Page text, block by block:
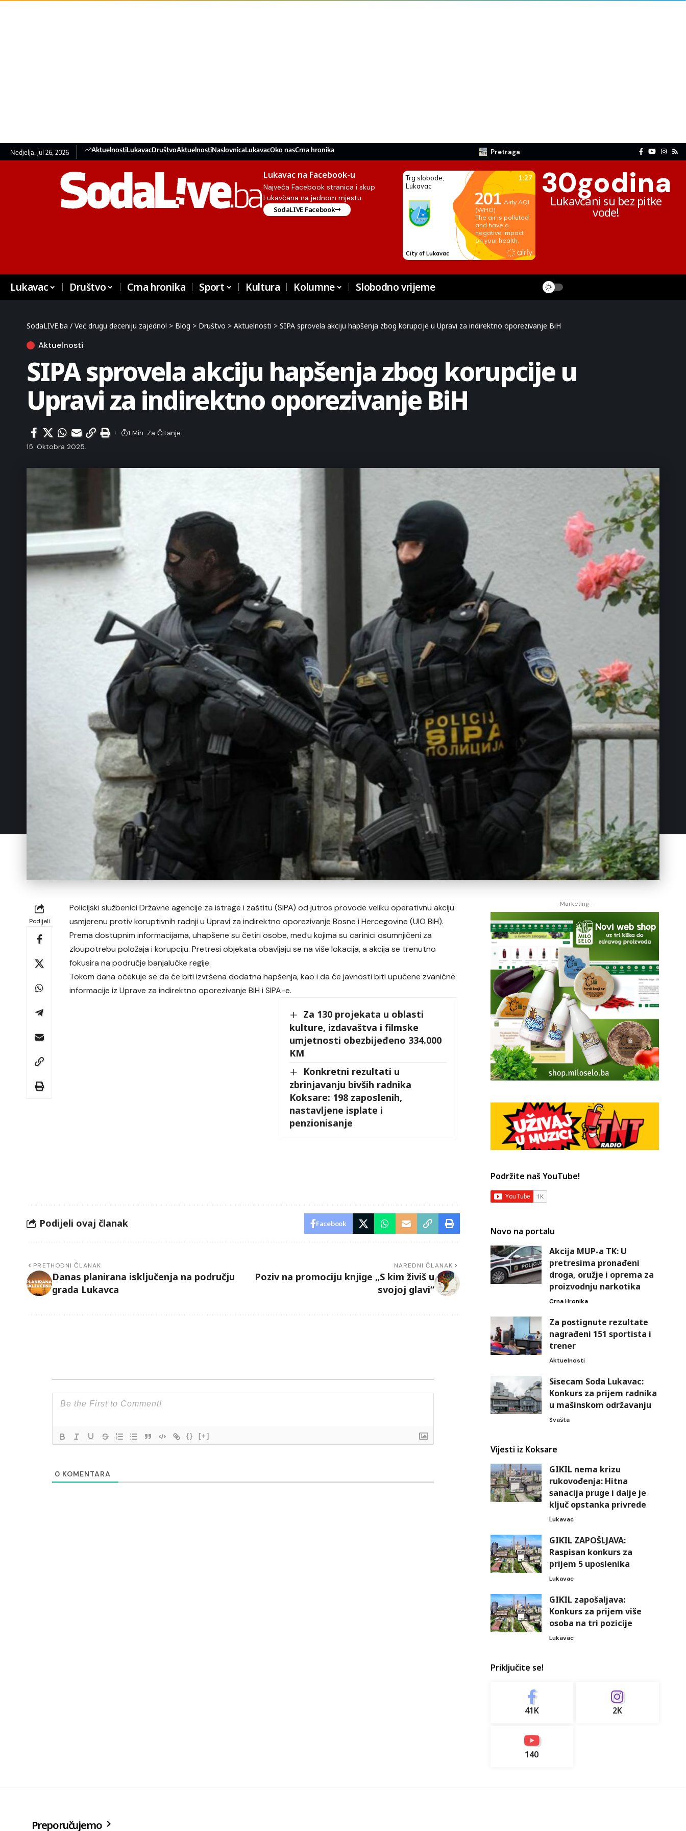
Nedjelja, jul 26, 2026 AktuelnostiLukavacDruštvoAktuelnostiNaslovnicaLukavacOko nasCrna hronika Pretraga
Lukavac na Facebook-u
Najveća Facebook stranica i skup
Lukavčana na jednom mjestu.
SodaLIVE Facebook
30godina
Lukavčani su bez pitke
vode!
Lukavac Društvo Crna hronika Sport Kultura Kolumne Slobodno vrijeme
SodaLIVE.ba / Već drugu deceniju zajedno! > Blog > Društvo > Aktuelnosti > SIPA sprovela akciju hapšenja zbog korupcije u Upravi za indirektno oporezivanje BiH
Aktuelnosti
SIPA sprovela akciju hapšenja zbog korupcije u
Upravi za indirektno oporezivanje BiH
15. Oktobra 2025.
1 Min. Za Čitanje
Podijeli
Policijski službenici Državne agencije za istrage i zaštitu (SIPA) od jutros provode veliku operativnu akciju
usmjerenu protiv koruptivnih radnji u Upravi za indirektno oporezivanje Bosne i Hercegovine (UIO BiH).
Prema dostupnim informacijama, uhapšene su četiri osobe, među kojima su carinici osumnjičeni za
zloupotrebu položaja i korupciju. Pretresi objekata obavljaju se na više lokacija, a akcija se trenutno
fokusira na područje banjalučke regije.
Tokom dana očekuje se da će biti izvršena dodatna hapšenja, kao i da će javnosti biti upućene zvanične
informacije iz Uprave za indirektno oporezivanje BiH i SIPA-e.
Za 130 projekata u oblasti
kulture, izdavaštva i filmske
umjetnosti obezbijeđeno 334.000
KM
Konkretni rezultati u
zbrinjavanju bivših radnika
Koksare: 198 zaposlenih,
nastavljene isplate i
penzionisanje
Podijeli ovaj članak Facebook
PRETHODNI ČLANAK
Danas planirana isključenja na području
grada Lukavca
NAREDNI ČLANAK
Poziv na promociju knjige „S kim živiš u
svojoj glavi“
{} [+]
0 KOMENTARA
- Marketing -
Podržite naš YouTube!
Novo na portalu
Akcija MUP-a TK: U
pretresima pronađeni
droga, oružje i oprema za
proizvodnju narkotika
Crna Hronika
Za postignute rezultate
nagrađeni 151 sportista i
trener
Aktuelnosti
Sisecam Soda Lukavac:
Konkurs za prijem radnika
u mašinskom održavanju
Svašta
Vijesti iz Koksare
GIKIL nema krizu
rukovođenja: Hitna
sanacija pruge i dalje je
ključ opstanka privrede
Lukavac
GIKIL ZAPOŠLJAVA:
Raspisan konkurs za
prijem 5 uposlenika
Lukavac
GIKIL zapošaljava:
Konkurs za prijem više
osoba na tri pozicije
Lukavac
Priključite se!
41K 2K
140
Preporučujemo